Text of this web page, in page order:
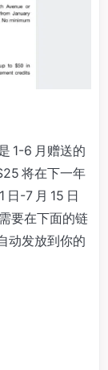
1-6 月赠送的
将在下一年
日-7 月 15 日
要在下面的链
动发放到你的